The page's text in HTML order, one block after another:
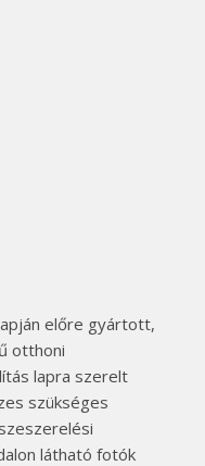
előre gyártott,
otthoni
lapra szerelt
szükséges
látható fotók